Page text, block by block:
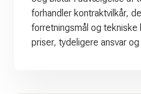
forhandler kontraktvilkår,
forretningsmål og tekniske
priser, tydeligere ansvar